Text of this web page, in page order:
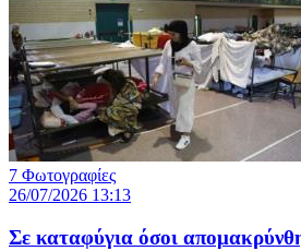
7 Φωτογραφίες
26/07/2026 13:13
Σε καταφύγια όσοι